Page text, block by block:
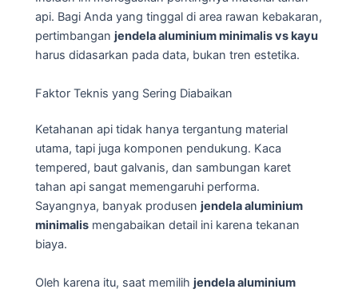
api. Bagi Anda yang tinggal di area rawan kebakaran,
pertimbangan jendela aluminium minimalis vs kayu
harus didasarkan pada data, bukan tren estetika.
Faktor Teknis yang Sering Diabaikan
Ketahanan api tidak hanya tergantung material
utama, tapi juga komponen pendukung. Kaca
tempered, baut galvanis, dan sambungan karet
tahan api sangat memengaruhi performa.
Sayangnya, banyak produsen jendela aluminium
minimalis mengabaikan detail ini karena tekanan
biaya.
Oleh karena itu, saat memilih jendela aluminium